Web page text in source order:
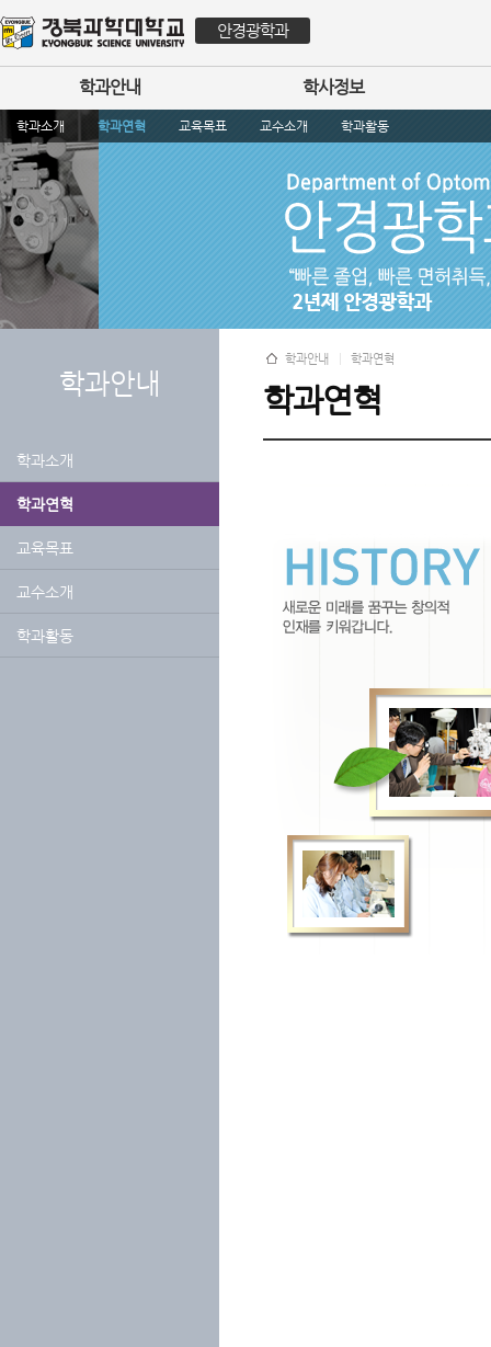
안경광학과
학과안내
학과소개 학과연혁 교육목표 교수소개 학과활동
학사정보
학과안내
학과소개
학과연혁
교육목표
교수소개
학과활동
학과안내 학과연혁
학과연혁